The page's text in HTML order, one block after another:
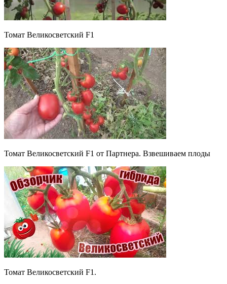
Томат Великосветский F1
Томат Великосветский F1 от Партнера. Взвешиваем плоды
Томат Великосветский F1.